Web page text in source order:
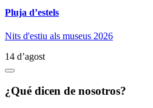
Pluja d’estels
Nits d'estiu als museus 2026
14 d’agost
¿Qué dicen de nosotros?